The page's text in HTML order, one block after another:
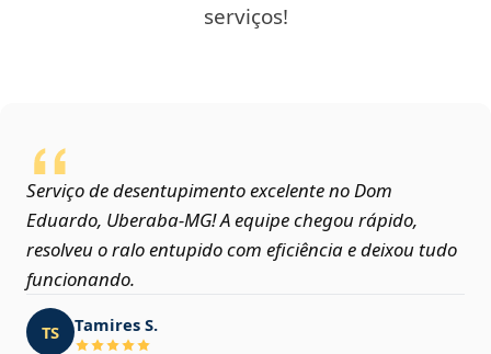
serviços!
Serviço de desentupimento excelente no Dom
Eduardo, Uberaba‑MG! A equipe chegou rápido,
resolveu o ralo entupido com eficiência e deixou tudo
funcionando.
TS Tamires S.